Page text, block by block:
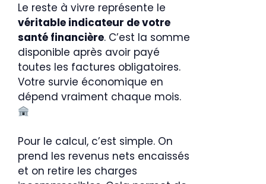
Le reste à vivre représente le
véritable indicateur de votre
santé financière. C’est la somme
disponible après avoir payé
toutes les factures obligatoires.
Votre survie économique en
dépend vraiment chaque mois.
Pour le calcul, c’est simple. On
prend les revenus nets encaissés
et on retire les charges